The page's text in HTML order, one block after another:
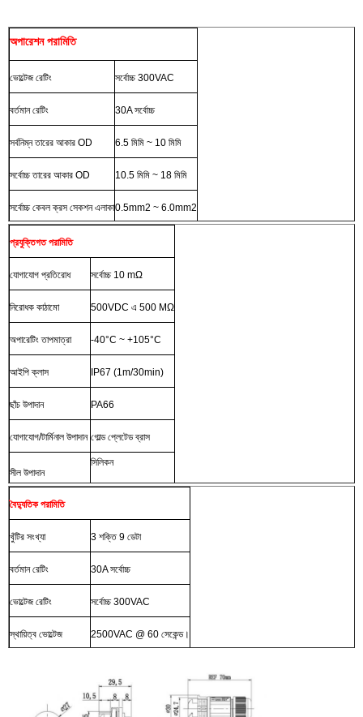
অপারেশন পরামিতি
ভোল্টেজ রেটিং সর্বোচ্চ 300VAC
বর্তমান রেটিং 30A সর্বোচ্চ
সর্বনিম্ন তারের আকার OD 6.5 মিমি ~ 10 মিমি
সর্বোচ্চ তারের আকার OD 10.5 মিমি ~ 18 মিমি
সর্বোচ্চ কেবল ক্রস সেকশন এলাকা0.5mm2 ~ 6.0mm2
প্রযুক্তিগত পরামিতি
যোগাযোগ প্রতিরোধ সর্বোচ্চ 10 mΩ
নিরোধক কাঠামো 500VDC এ 500 MΩ
অপারেটিং তাপমাত্রা -40°C ~ +105°C
আইপি ক্লাস IP67 (1m/30min)
ছাঁচ উপাদান PA66
যোগাযোগ/টার্মিনাল উপাদান গোল্ড প্লেটেড ব্রাস
সীল উপাদান
সিলিকন
বৈদ্যুতিক পরামিতি
খুঁটির সংখ্যা 3 শক্তি 9 ডেটা
বর্তমান রেটিং 30A সর্বোচ্চ
ভোল্টেজ রেটিং সর্বোচ্চ 300VAC
স্থায়িত্ব ভোল্টেজ 2500VAC @ 60 সেকেন্ড।